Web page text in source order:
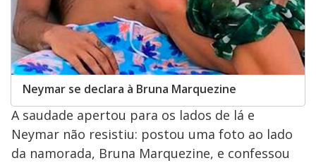
Neymar se declara à Bruna Marquezine
A saudade apertou para os lados de lá e
Neymar não resistiu: postou uma foto ao lado
da namorada, Bruna Marquezine, e confessou